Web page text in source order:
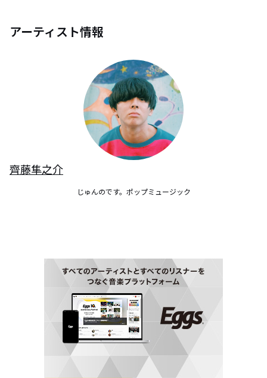
アーティスト情報
齊藤隼之介
じゅんのです。ポップミュージック